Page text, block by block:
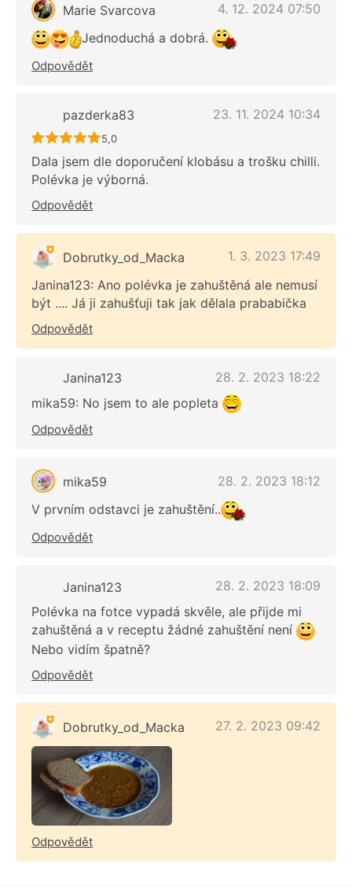
Marie Svarcova
4. 12. 2024 07:50
Jednoduchá a dobrá.
Odpovědět
pazderka83 23. 11. 2024 10:34
Recept ještě nebyl hodnocen
5,0
Dala jsem dle doporučení klobásu a trošku chilli.
Polévka je výborná.
Odpovědět
Dobrutky_od_Macka
1. 3. 2023 17:49
Janina123: Ano polévka je zahuštěná ale nemusí
být .... Já ji zahušťuji tak jak dělala prababička
Odpovědět
Janina123
28. 2. 2023 18:22
mika59: No jsem to ale popleta
Odpovědět
mika59
28. 2. 2023 18:12
V prvním odstavci je zahuštění..
Odpovědět
Janina123
28. 2. 2023 18:09
Polévka na fotce vypadá skvěle, ale přijde mi
zahuštěná a v receptu žádné zahuštění není
Nebo vidím špatně?
Odpovědět
Dobrutky_od_Macka 27. 2. 2023 09:42
Odpovědět